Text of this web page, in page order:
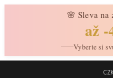
🌸 Sleva
až
Vyberte si